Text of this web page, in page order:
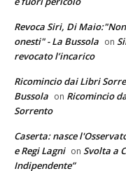
Revoca Siri, Di
onesti" - La Bussola on
revocato l’incarico
Ricomincio dai Libri
Bussola on Ricomincio
Sorrento
Caserta: nasce
e Regi Lagni on Svolta a
Indipendente”